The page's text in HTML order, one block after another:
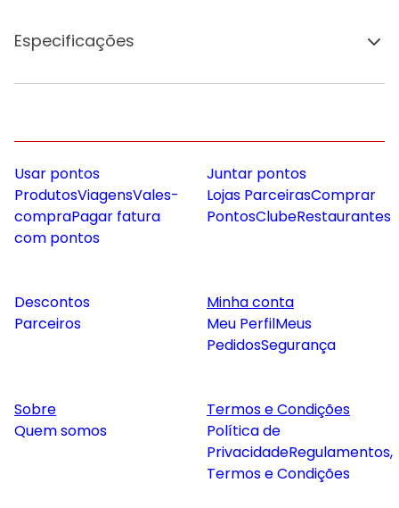
Especificações
Usar pontos
ProdutosViagensVales-
compraPagar fatura
com pontos
Juntar pontos
Lojas ParceirasComprar
PontosClubeRestaurantes
Descontos
Parceiros
Minha conta
Meu PerfilMeus
PedidosSegurança
Sobre
Quem somos
Termos e Condições
Política de
PrivacidadeRegulamentos,
Termos e Condições